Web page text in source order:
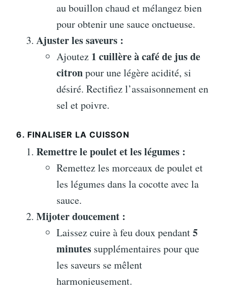
au bouillon chaud et mélangez bien
pour obtenir une sauce onctueuse.
Ajuster les saveurs :
Ajoutez 1 cuillère à café de jus de
citronpour une légère acidité, si
désiré. Rectifiez l’assaisonnement en
sel et poivre.
6. FINALISER LA CUISSON
Remettre le poulet et les légumes :
Remettez les morceaux de poulet et
les légumes dans la cocotte avec la
sauce.
Mijoter doucement :
Laissez cuire à feu doux pendant5
minutes supplémentaires pour que
les saveurs se mêlent
harmonieusement.